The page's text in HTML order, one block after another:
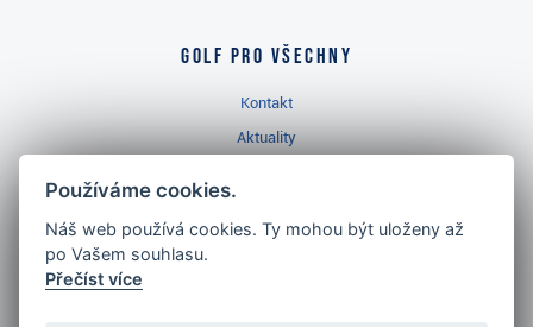
Golf pro všechny
Kontakt
Aktuality
Golfový slovník
Používáme cookies.
Náš web používá cookies. Ty mohou být uloženy až
po Vašem souhlasu.
Přečíst více